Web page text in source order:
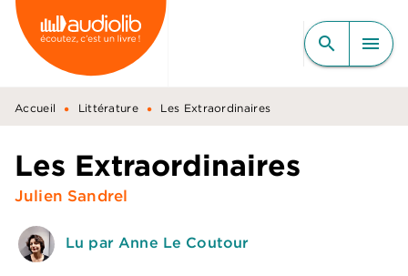
MENU RECHERCHE
CONTENU
PIED DE PAGE
search menu
Accueil • Littérature • Les Extraordinaires
Les Extraordinaires
Julien Sandrel
Lu par Anne Le Coutour